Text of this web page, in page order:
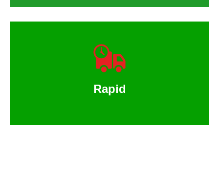
Rapid